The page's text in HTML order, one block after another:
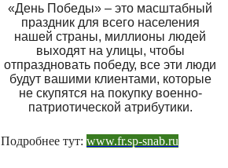
«День Победы» – это масштабный
праздник для всего населения
нашей страны, миллионы людей
выходят на улицы, чтобы
отпраздновать победу, все эти люди
будут вашими клиентами, которые
не скупятся на покупку военно-
патриотической атрибутики.
Подробнее тут: www.fr.sp-snab.ru